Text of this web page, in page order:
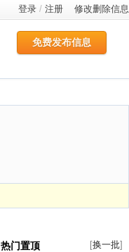
登录 / 注册 修改删除信息
免费发布信息
热门置顶 [换一批]